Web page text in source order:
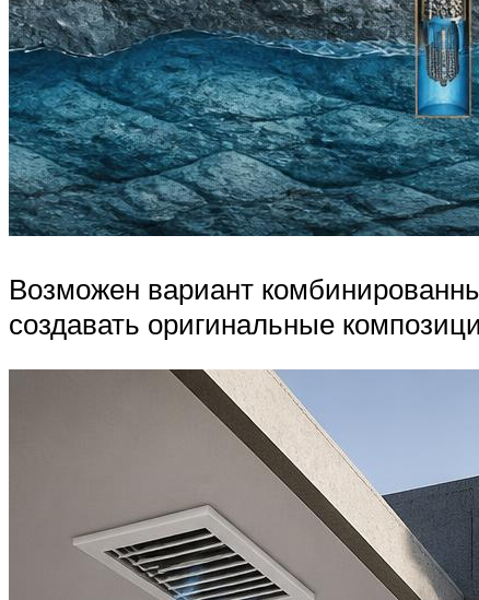
Возможен вариант
создавать оригинальные